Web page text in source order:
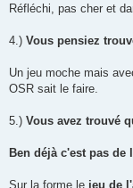
Réfléchi, pas cher et
4.) Vous pensiez
Un jeu moche mais
OSR sait le faire.
5.) Vous avez trouvé
Ben déjà c'est pas de
Sur la forme le jeu de